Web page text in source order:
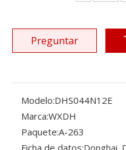
Preguntar
Modelo:DHS044N12E
Marca:WXDH
Paquete:A-263
Ficha de datos: